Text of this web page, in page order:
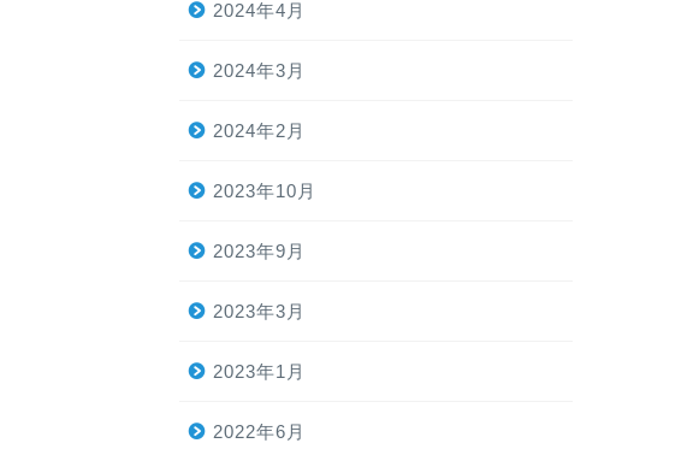
2024年4月
2024年3月
2024年2月
2023年10月
2023年9月
2023年3月
2023年1月
2022年6月